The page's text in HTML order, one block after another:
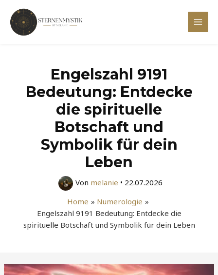
Inhalt
springen
Main
Engelszahl 9191
Bedeutung: Entdecke
die spirituelle
Botschaft und
Symbolik für dein
Leben
Von melanie • 22.07.2026
Home
Numerologie
Engelszahl 9191 Bedeutung: Entdecke die
spirituelle Botschaft und Symbolik für dein Leben